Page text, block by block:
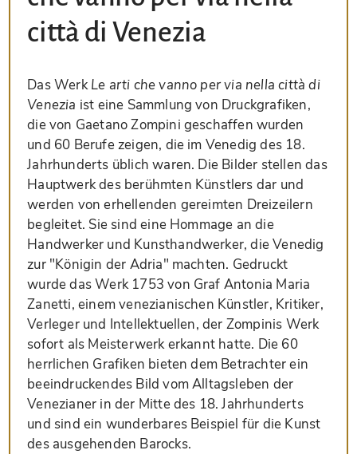
città di Venezia
Das WerkLe arti che vanno per via nella città di
Venezia ist eine Sammlung von Druckgrafiken,
die von Gaetano Zompini geschaffen wurden
und 60 Berufe zeigen, die im Venedig des 18.
Jahrhunderts üblich waren. Die Bilder stellen das
Hauptwerk des berühmten Künstlers dar und
werden von erhellenden gereimten Dreizeilern
begleitet. Sie sind eine Hommage an die
Handwerker und Kunsthandwerker, die Venedig
zur "Königin der Adria" machten. Gedruckt
wurde das Werk 1753 von Graf Antonia Maria
Zanetti, einem venezianischen Künstler, Kritiker,
Verleger und Intellektuellen, der Zompinis Werk
sofort als Meisterwerk erkannt hatte. Die 60
herrlichen Grafiken bieten dem Betrachter ein
beeindruckendes Bild vom Alltagsleben der
Venezianer in der Mitte des 18. Jahrhunderts
und sind ein wunderbares Beispiel für die Kunst
des ausgehenden Barocks.